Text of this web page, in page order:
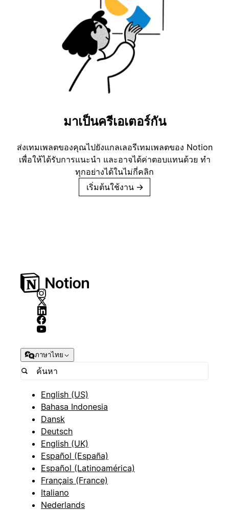
มาเป็นครีเอเตอร์กัน
ส่งเทมเพลตของคุณไปยังแกลเลอรีเทมเพลตของ Notion
เพื่อให้ได้รับการแนะนำ และอาจได้ค่าตอบแทนด้วย ทำ
ทุกอย่างได้ในไม่กี่คลิก
เริ่มต้นใช้งาน →
ภาษาไทย
English (US)
Bahasa Indonesia
Dansk
Deutsch
English (UK)
Español (España)
Español (Latinoamérica)
Français (France)
Italiano
Nederlands